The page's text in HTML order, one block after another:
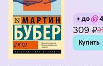
+ до
309 ₽
Купить